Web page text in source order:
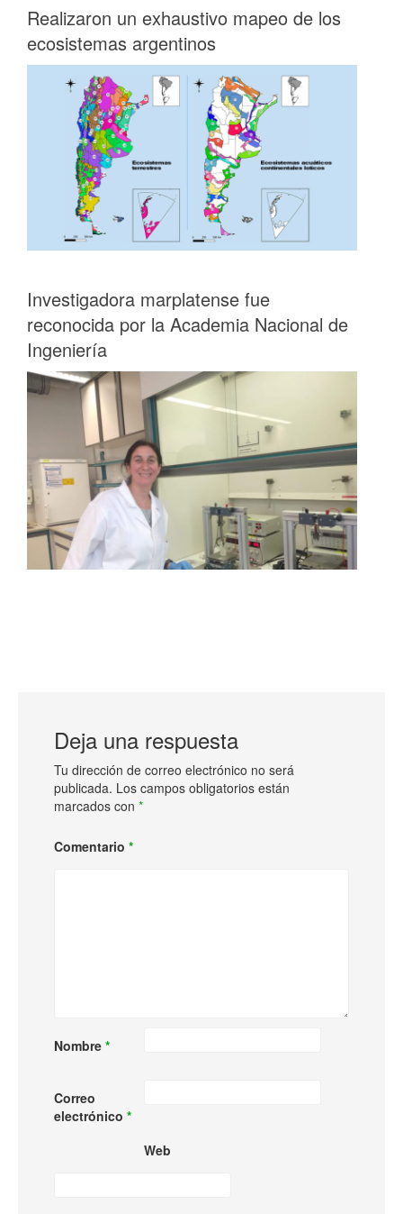
Realizaron un exhaustivo mapeo de los
ecosistemas argentinos
Investigadora marplatense fue
reconocida por la Academia Nacional de
Ingeniería
Deja una respuesta
Tu dirección de correo electrónico no será
publicada. Los campos obligatorios están
marcados con *
Comentario *
Nombre *
Correo
electrónico *
Web